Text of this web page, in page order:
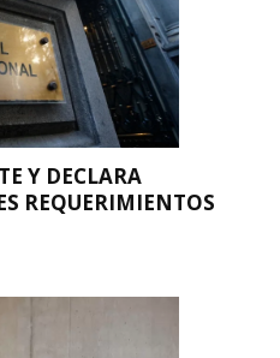
Y DECLARA
REQUERIMIENTOS